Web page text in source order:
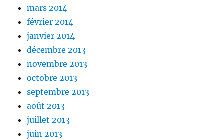
mars 2014
février 2014
janvier 2014
décembre 2013
novembre 2013
octobre 2013
septembre 2013
août 2013
juillet 2013
juin 2013